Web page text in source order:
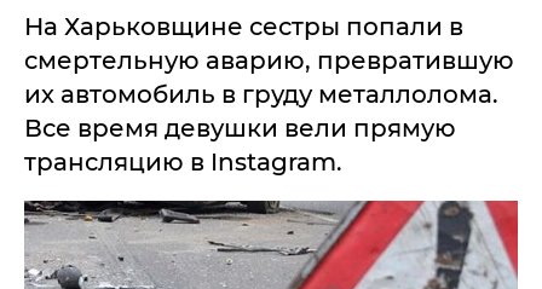
На Харьковщине сестры попали в
смертельную аварию, превратившую
их автомобиль в груду металлолома.
Все время девушки вели прямую
трансляцию в Instagram.